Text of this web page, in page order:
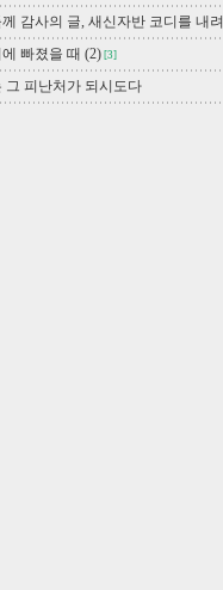
감사의 글, 새신자반 코디를 내
빠졌을 때 (2) [3]
그 피난처가 되시도다